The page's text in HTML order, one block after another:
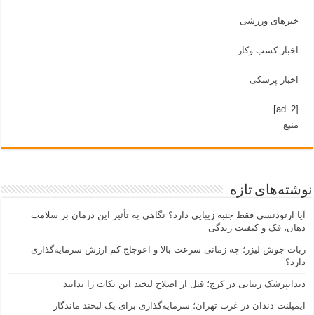
خبرهای ورزشی
اخبار کسب وکار
اخبار پزشکی
[ad_2]
منبع
نوشته‌های تازه
آیا ارتودنسی فقط جنبه زیبایی دارد؟ نگاهی به تأثیر این درمان بر سلامت
دهان، فک و کیفیت زندگی
ربات جوش لیزر؛ چه زمانی سرعت بالا و اعوجاج کم ارزش سرمایه‌گذاری
دارد؟
دندانپزشک زیبایی در کرج؛ قبل از اصلاح لبخند این نکات را بدانید
ایمپلنت دندان در غرب تهران؛ سرمایه‌گذاری برای یک لبخند ماندگار